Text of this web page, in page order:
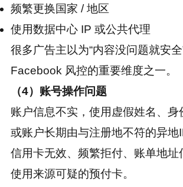
频繁更换国家 / 地区
使用数据中心 IP 或公共代理
很多广告主以为“内容没问题就安
Facebook 风控的重要维度之一。
（4）账号操作问题
账户信息不实，使用虚假姓名、身
或账户长期由与注册地不符的异地
信用卡无效、频繁拒付、账单地址
使用来源可疑的预付卡。